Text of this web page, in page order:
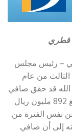
– رئيس مجلس
الثالث من عام
الله قد حقق صافي
ربح عن فترة التسعة أشهر من عام 2021 بمبلغ 892 مليون ريال
قطري عن نفس الفترة من
وأشار سعادته إلى أن صافي